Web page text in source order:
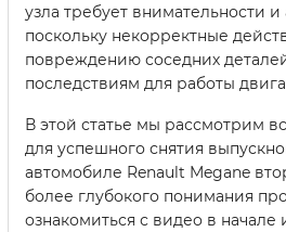
узла требует внимательности и
поскольку некорректные
повреждению соседних
последствиям для работы
В этой статье мы рассмотрим
для успешного снятия
автомобиле Renault Megane
более глубокого понимания
ознакомиться с видео в начале